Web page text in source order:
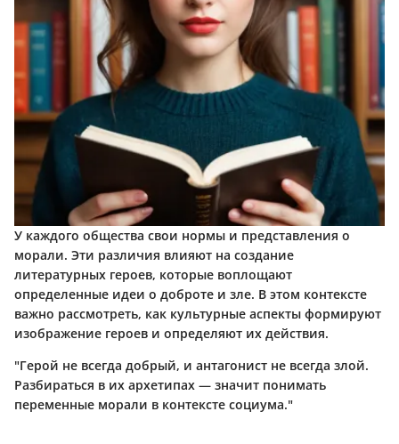
У каждого общества свои нормы и представления о
морали. Эти различия влияют на создание
литературных героев, которые воплощают
определенные идеи о доброте и зле. В этом контексте
важно рассмотреть, как культурные аспекты формируют
изображение героев и определяют их действия.
"Герой не всегда добрый, и антагонист не всегда злой.
Разбираться в их архетипах — значит понимать
переменные морали в контексте социума."